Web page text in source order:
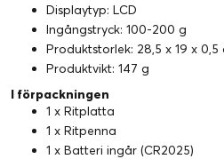
Displaytyp: LCD
Ingångstryck: 100-200 g
Produktstorlek: 28,5 x 19 x 0,5
Produktvikt: 147 g
I förpackningen
1 x Ritplatta
1 x Ritpenna
1 x Batteri ingår (CR2025)